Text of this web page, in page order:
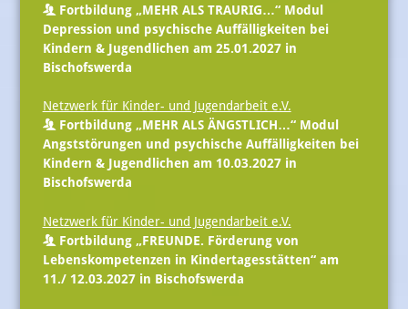
Fortbildung „MEHR ALS TRAURIG…“ Modul
Depression und psychische Auffälligkeiten bei
Kindern & Jugendlichen am 25.01.2027 in
Bischofswerda
Netzwerk für Kinder- und Jugendarbeit e.V.
Fortbildung „MEHR ALS ÄNGSTLICH…“ Modul
Angststörungen und psychische Auffälligkeiten bei
Kindern & Jugendlichen am 10.03.2027 in
Bischofswerda
Netzwerk für Kinder- und Jugendarbeit e.V.
Fortbildung „FREUNDE. Förderung von
Lebenskompetenzen in Kindertagesstätten“ am
11./ 12.03.2027 in Bischofswerda